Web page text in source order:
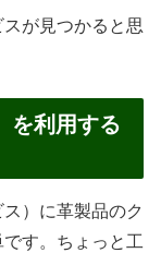
が見つかると思
を利用する
）に革製品のク
す。ちょっと工